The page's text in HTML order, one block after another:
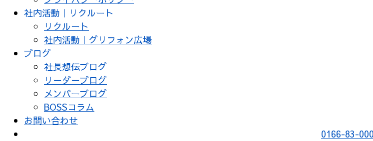
社内活動｜リクルート
リクルート
社内活動｜グリフォン広場
ブログ
社長想伝ブログ
リーダーブログ
メンバーブログ
BOSSコラム
お問い合わせ
0166-83-